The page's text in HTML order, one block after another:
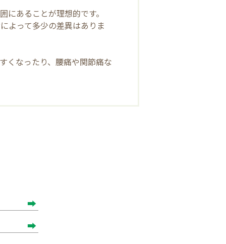
あることが理想的です。
よって多少の差異はありま
くなったり、腰痛や関節痛な